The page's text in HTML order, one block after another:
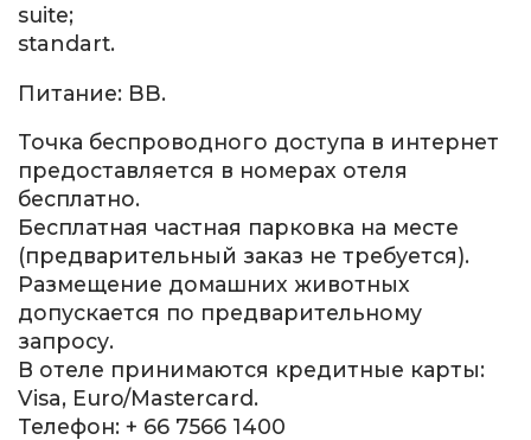
suite;
standart.
Питание: BB.
Точка беспроводного доступа в интернет
предоставляется в номерах отеля
бесплатно.
Бесплатная частная парковка на месте
(предварительный заказ не требуется).
Размещение домашних животных
допускается по предварительному
запросу.
В отеле принимаются кредитные карты:
Visa, Euro/Mastercard.
Телефон: + 66 7566 1400